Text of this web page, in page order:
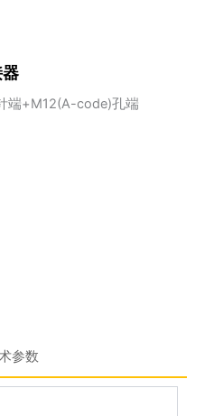
端+M12(A-code)孔端
参数